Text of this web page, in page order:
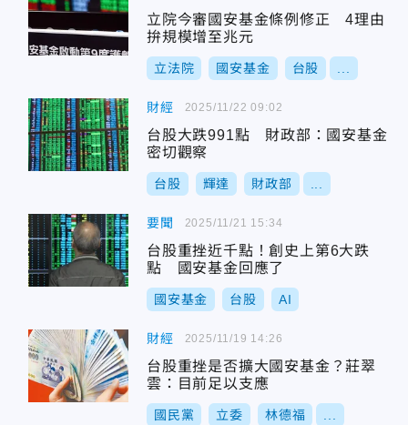
立院今審國安基金條例修正 4理由
拚規模增至兆元
立法院 國安基金 台股
財經
台股大跌991點 財政部：國安基金
密切觀察
台股 輝達 財政部
2025/11/22 09:02
要聞
台股重挫近千點！創史上第6大跌
點 國安基金回應了
國安基金 台股 AI
2025/11/21 15:34
財經
台股重挫是否擴大國安基金？莊翠
雲：目前足以支應
國民黨 立委 林德福
2025/11/19 14:26